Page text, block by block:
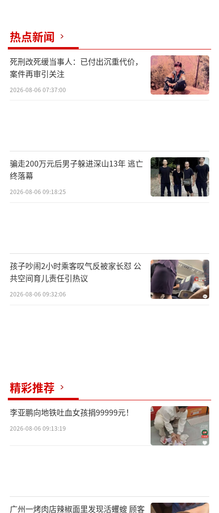
热点新闻
死刑改死缓当事人：已付出沉重代价，
案件再审引关注
2026-08-06 07:37:00
骗走200万元后男子躲进深山13年 逃亡
终落幕
2026-08-06 09:18:25
孩子吵闹2小时乘客叹气反被家长怼 公
共空间育儿责任引热议
2026-08-06 09:32:06
精彩推荐
李亚鹏向地铁吐血女孩捐99999元！
2026-08-06 09:13:19
广州一烤肉店辣椒面里发现活蠼螋 顾客